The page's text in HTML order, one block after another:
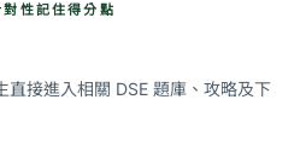
性記住得分點
接進入相關 DSE 題庫、攻略及下